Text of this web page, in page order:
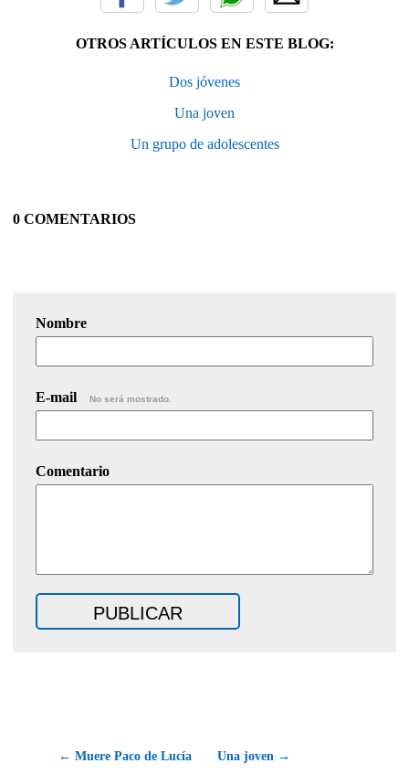
OTROS ARTÍCULOS EN ESTE BLOG:
Dos jóvenes
Una joven
Un grupo de adolescentes
0 COMENTARIOS
Nombre
E-mail No será mostrado.
Comentario
← Muere Paco de Lucía Una joven →